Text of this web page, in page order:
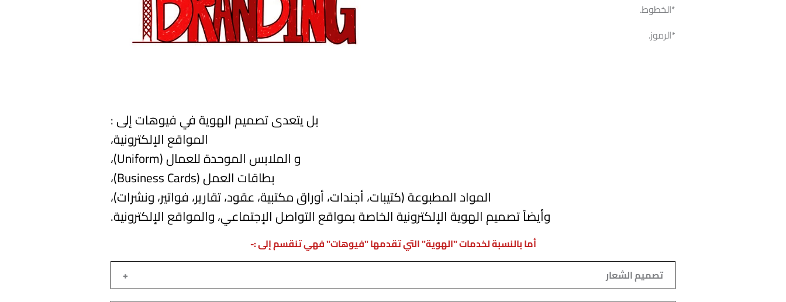
*الخطوط.
*الرموز.
بل يتعدى تصميم الهوية في فيوهات إلى :
المواقع الإلكترونية،
و الملابس الموحدة للعمال (Uniform)،
بطاقات العمل (Business Cards)،
المواد المطبوعة (كتيبات، أجندات، أوراق مكتبية، عقود، تقارير، فواتير، ونشرات)،
وأيضاً تصميم الهوية الإلكترونية الخاصة بمواقع التواصل الإجتماعي، والمواقع الإلكترونية.
أما بالنسبة لخدمات "الهوية" التي تقدمها "فيوهات" فهي تنقسم إلى :-​
تصميم الشعار